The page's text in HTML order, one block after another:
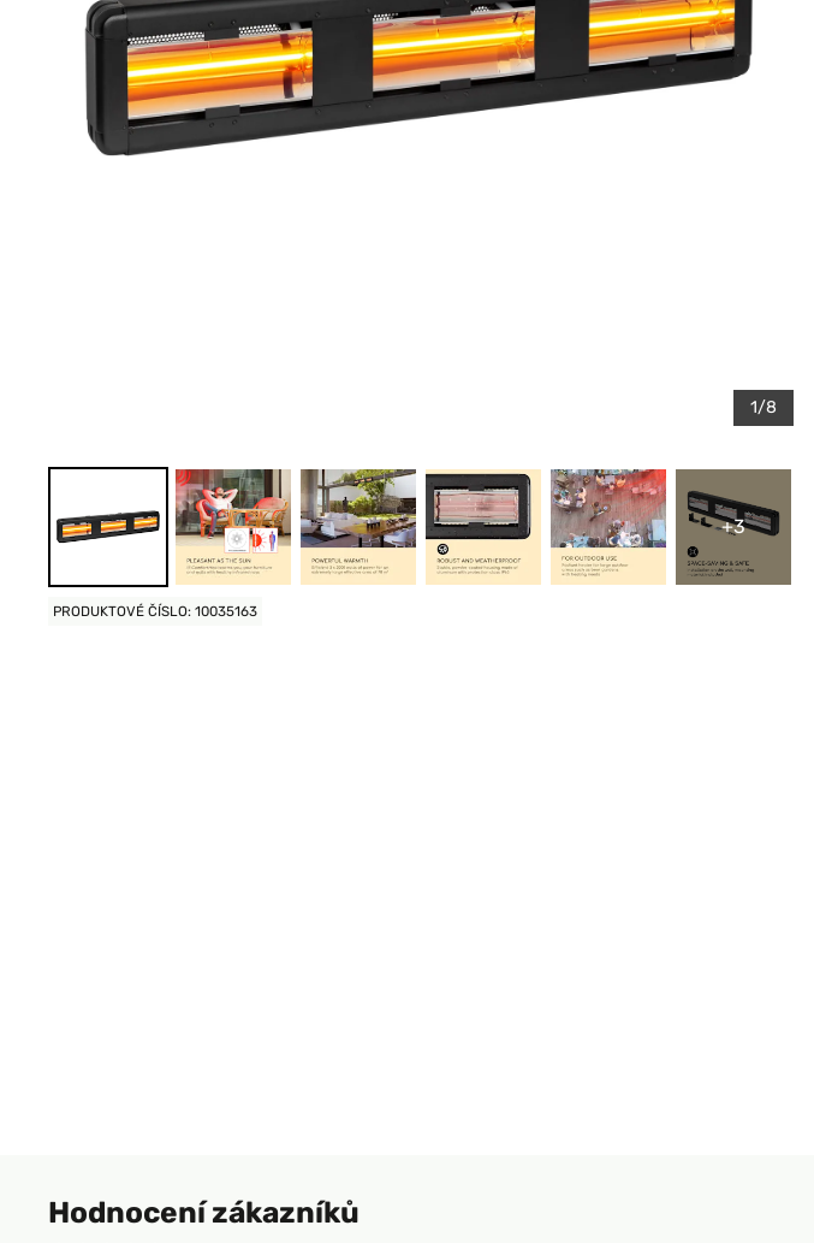
1/8
+3
PRODUKTOVÉ ČÍSLO: 10035163
Hodnocení zákazníků